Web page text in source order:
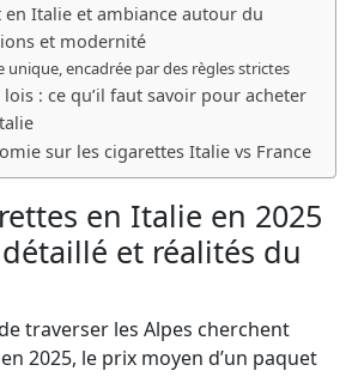
en Italie et ambiance autour du
et modernité
unique, encadrée par des règles strictes
: ce qu’il faut savoir pour acheter
sur les cigarettes Italie vs France
en Italie en 2025
et réalités du
traverser les Alpes cherchent
2025, le prix moyen d’un paquet